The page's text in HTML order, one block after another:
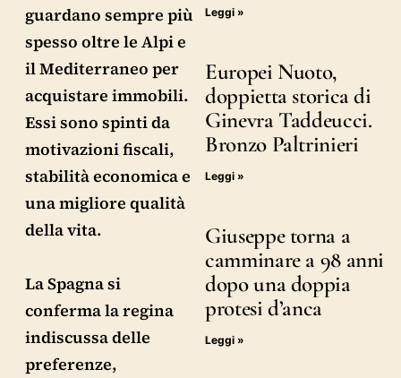
guardano sempre più
spesso oltre le Alpi e
il Mediterraneo per
acquistare immobili.
Essi sono spinti da
motivazioni fiscali,
stabilità economica e
una migliore qualità
della vita.
La Spagna si
conferma la regina
indiscussa delle
preferenze,
Leggi »
Europei Nuoto,
doppietta storica di
Ginevra Taddeucci.
Bronzo Paltrinieri
Leggi »
Giuseppe torna a
camminare a 98 anni
dopo una doppia
protesi d’anca
Leggi »